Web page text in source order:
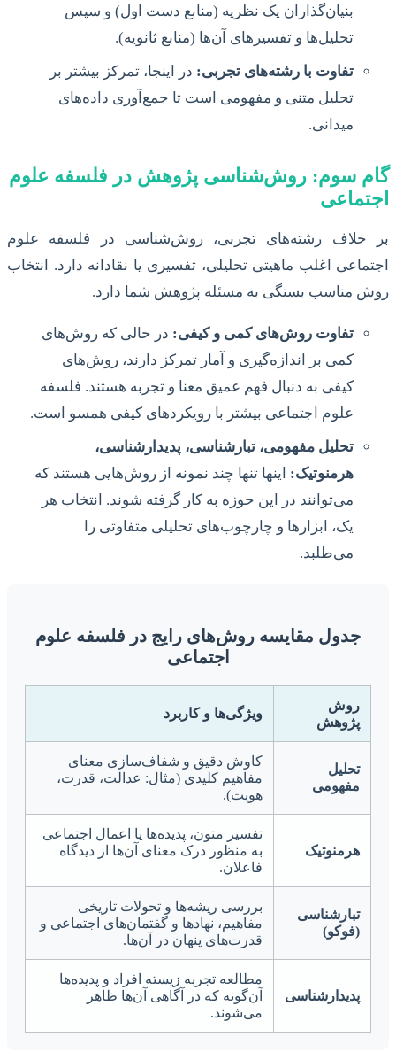
بنیان‌گذاران یک نظریه (منابع دست اول) و سپس
تحلیل‌ها و تفسیرهای آن‌ها (منابع ثانویه).
تفاوت با رشته‌های تجربی: در اینجا، تمرکز بیشتر بر
تحلیل متنی و مفهومی است تا جمع‌آوری داده‌های
میدانی.
گام سوم: روش‌شناسی پژوهش در فلسفه علوم
اجتماعی
بر خلاف رشته‌های تجربی، روش‌شناسی در فلسفه علوم
اجتماعی اغلب ماهیتی تحلیلی، تفسیری یا نقادانه دارد. انتخاب
روش مناسب بستگی به مسئله پژوهش شما دارد.
تفاوت روش‌های کمی و کیفی: در حالی که روش‌های
کمی بر اندازه‌گیری و آمار تمرکز دارند، روش‌های
کیفی به دنبال فهم عمیق معنا و تجربه هستند. فلسفه
علوم اجتماعی بیشتر با رویکردهای کیفی همسو است.
تحلیل مفهومی، تبارشناسی، پدیدارشناسی،
هرمنوتیک: اینها تنها چند نمونه از روش‌هایی هستند که
می‌توانند در این حوزه به کار گرفته شوند. انتخاب هر
یک، ابزارها و چارچوب‌های تحلیلی متفاوتی را
می‌طلبد.
جدول مقایسه روش‌های رایج در فلسفه علوم
اجتماعی
روش
پژوهش
ویژگی‌ها و کاربرد
تحلیل
مفهومی
کاوش دقیق و شفاف‌سازی معنای
مفاهیم کلیدی (مثال: عدالت، قدرت،
هویت).
هرمنوتیک
تفسیر متون، پدیده‌ها یا اعمال اجتماعی
به منظور درک معنای آن‌ها از دیدگاه
فاعلان.
تبارشناسی
(فوکو)
بررسی ریشه‌ها و تحولات تاریخی
مفاهیم، نهادها و گفتمان‌های اجتماعی و
قدرت‌های پنهان در آن‌ها.
پدیدارشناسی
مطالعه تجربه زیسته افراد و پدیده‌ها
آن‌گونه که در آگاهی آن‌ها ظاهر
می‌شوند.